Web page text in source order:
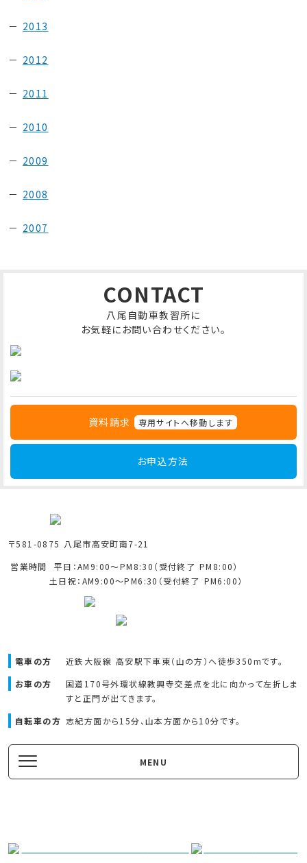
2013
2012
2011
2010
2009
2008
2007
CONTACT
八尾自動車教習所に
お気軽にお問い合わせください。
資料請求 専用サイトへ移動します
お申込方法
〒581-0875 八尾市高安町南7-21
営業時間
平日：AM9:00～PM8:30（受付終了 PM8:00）
土日祝：AM9:00～PM6:30（受付終了 PM6:00）
電車の方 近鉄大阪線 高安駅下車東（山の方）へ徒歩350mです。
お車の方
国道170号外環状線教興寺交差点を北に向かって左折しま
すと正門が出てきます。
自転車の方 志紀方面から15分、山本方面から10分です。
MENU